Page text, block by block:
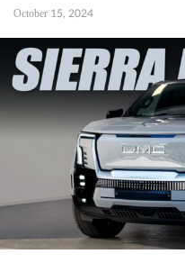
October 15, 2024